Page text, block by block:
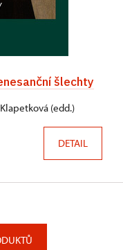
šlechty
(edd.)
DETAIL